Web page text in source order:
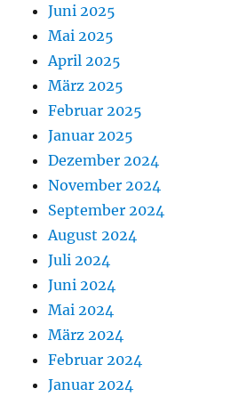
Juni 2025
Mai 2025
April 2025
März 2025
Februar 2025
Januar 2025
Dezember 2024
November 2024
September 2024
August 2024
Juli 2024
Juni 2024
Mai 2024
März 2024
Februar 2024
Januar 2024